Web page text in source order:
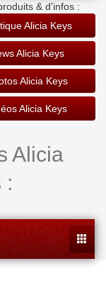
& d'infos :
Alicia Keys
Alicia Keys
Alicia Keys
Alicia Keys
Alicia
: